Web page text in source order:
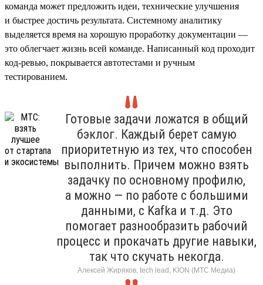
команда может предложить идеи, технические улучшения
и быстрее достичь результата. Системному аналитику
выделяется время на хорошую проработку документации —
это облегчает жизнь всей команде. Написанный код проходит
код-ревью, покрывается автотестами и ручным
тестированием.
Готовые задачи ложатся в общий
бэклог. Каждый берет самую
приоритетную из тех, что способен
выполнить. Причем можно взять
задачку по основному профилю,
а можно — по работе с большими
данными, с Kafka и т.д. Это
помогает разнообразить рабочий
процесс и прокачать другие навыки,
так что скучать некогда.
Алексей Жиряков, tech lead, KION (МТС Медиа)